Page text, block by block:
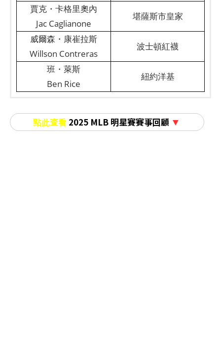
賈克・卡格里奧內
Jac Caglianone
堪薩斯市皇家
威爾森・康崔拉斯
Willson Contreras
波士頓紅襪
班・萊斯
Ben Rice
紐約洋基
點此查看 2025 MLB 明星賽賽事回顧